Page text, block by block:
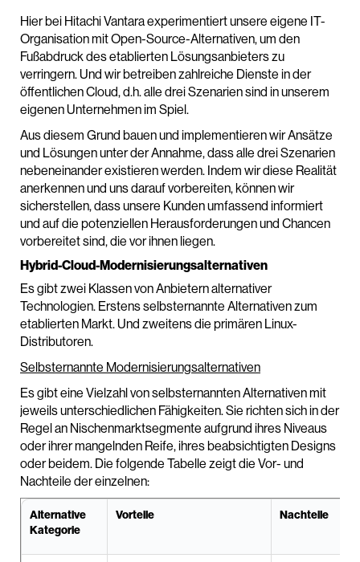
Hier bei Hitachi Vantara experimentiert unsere eigene IT-
Organisation mit Open-Source-Alternativen, um den
Fußabdruck des etablierten Lösungsanbieters zu
verringern. Und wir betreiben zahlreiche Dienste in der
öffentlichen Cloud, d.h. alle drei Szenarien sind in unserem
eigenen Unternehmen im Spiel.
Aus diesem Grund bauen und implementieren wir Ansätze
und Lösungen unter der Annahme, dass alle drei Szenarien
nebeneinander existieren werden. Indem wir diese Realität
anerkennen und uns darauf vorbereiten, können wir
sicherstellen, dass unsere Kunden umfassend informiert
und auf die potenziellen Herausforderungen und Chancen
vorbereitet sind, die vor ihnen liegen.
Hybrid-Cloud-Modernisierungsalternativen
Es gibt zwei Klassen von Anbietern alternativer
Technologien. Erstens selbsternannte Alternativen zum
etablierten Markt. Und zweitens die primären Linux-
Distributoren.
Selbsternannte Modernisierungsalternativen
Es gibt eine Vielzahl von selbsternannten Alternativen mit
jeweils unterschiedlichen Fähigkeiten. Sie richten sich in der
Regel an Nischenmarktsegmente aufgrund ihres Niveaus
oder ihrer mangelnden Reife, ihres beabsichtigten Designs
oder beidem. Die folgende Tabelle zeigt die Vor- und
Nachteile der einzelnen:
Alternative
Kategorie
Vorteile Nachteile